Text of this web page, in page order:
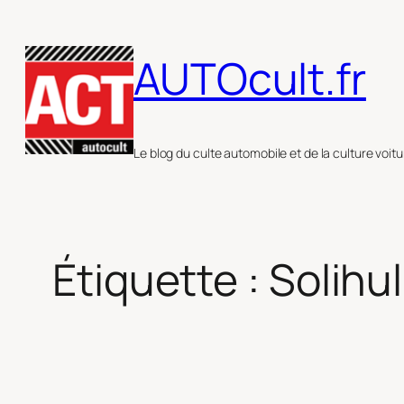
au
contenu
AUTOcult.fr
Le blog du culte automobile et de la culture
Étiquette :